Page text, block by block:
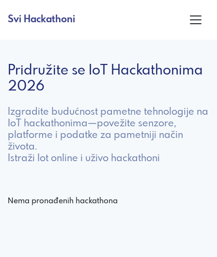
Svi Hackathoni
Pridružite se IoT Hackathonima
2026
Izgradite budućnost pametne tehnologije na
IoT hackathonima—povežite senzore,
platforme i podatke za pametniji način
života.
Istraži Iot online i uživo hackathoni
Nema pronađenih hackathona